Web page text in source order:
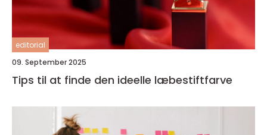
editorial
09. September 2025
Tips til at finde den ideelle læbestiftfarve